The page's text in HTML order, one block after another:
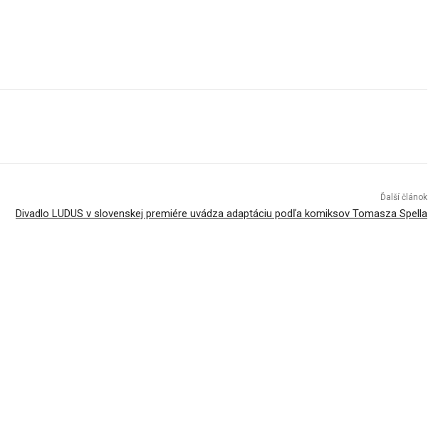
Ďalší článok
Divadlo LUDUS v slovenskej premiére uvádza adaptáciu podľa komiksov Tomasza Spella